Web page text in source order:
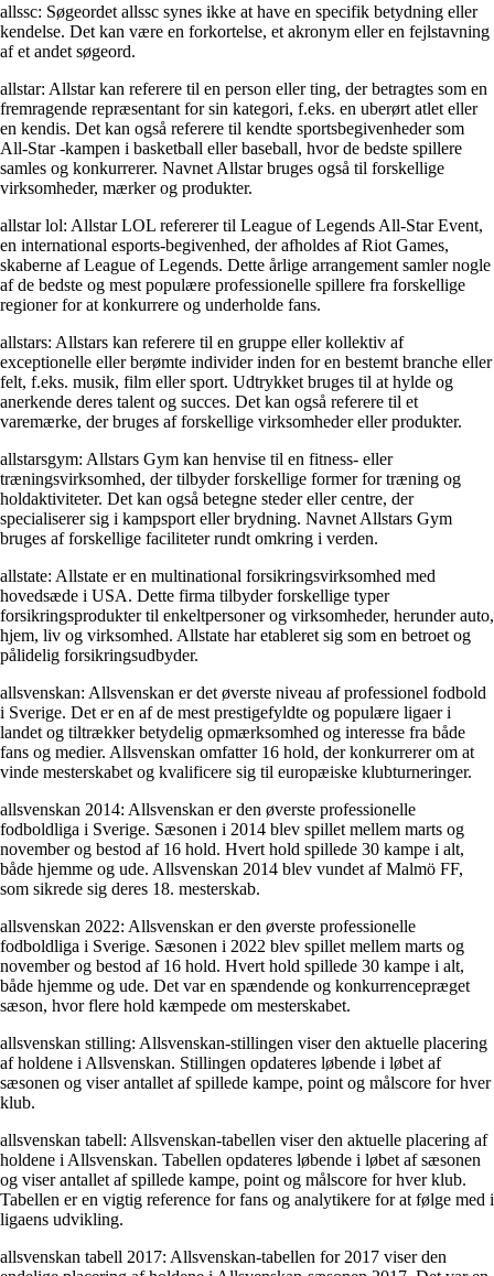
allssc: Søgeordet allssc synes ikke at have en specifik betydning eller
kendelse. Det kan være en forkortelse, et akronym eller en fejlstavning
af et andet søgeord.
allstar: Allstar kan referere til en person eller ting, der betragtes som en
fremragende repræsentant for sin kategori, f.eks. en uberørt atlet eller
en kendis. Det kan også referere til kendte sportsbegivenheder som
All-Star -kampen i basketball eller baseball, hvor de bedste spillere
samles og konkurrerer. Navnet Allstar bruges også til forskellige
virksomheder, mærker og produkter.
allstar lol: Allstar LOL refererer til League of Legends All-Star Event,
en international esports-begivenhed, der afholdes af Riot Games,
skaberne af League of Legends. Dette årlige arrangement samler nogle
af de bedste og mest populære professionelle spillere fra forskellige
regioner for at konkurrere og underholde fans.
allstars: Allstars kan referere til en gruppe eller kollektiv af
exceptionelle eller berømte individer inden for en bestemt branche eller
felt, f.eks. musik, film eller sport. Udtrykket bruges til at hylde og
anerkende deres talent og succes. Det kan også referere til et
varemærke, der bruges af forskellige virksomheder eller produkter.
allstarsgym: Allstars Gym kan henvise til en fitness- eller
træningsvirksomhed, der tilbyder forskellige former for træning og
holdaktiviteter. Det kan også betegne steder eller centre, der
specialiserer sig i kampsport eller brydning. Navnet Allstars Gym
bruges af forskellige faciliteter rundt omkring i verden.
allstate: Allstate er en multinational forsikringsvirksomhed med
hovedsæde i USA. Dette firma tilbyder forskellige typer
forsikringsprodukter til enkeltpersoner og virksomheder, herunder auto,
hjem, liv og virksomhed. Allstate har etableret sig som en betroet og
pålidelig forsikringsudbyder.
allsvenskan: Allsvenskan er det øverste niveau af professionel fodbold
i Sverige. Det er en af de mest prestigefyldte og populære ligaer i
landet og tiltrækker betydelig opmærksomhed og interesse fra både
fans og medier. Allsvenskan omfatter 16 hold, der konkurrerer om at
vinde mesterskabet og kvalificere sig til europæiske klubturneringer.
allsvenskan 2014: Allsvenskan er den øverste professionelle
fodboldliga i Sverige. Sæsonen i 2014 blev spillet mellem marts og
november og bestod af 16 hold. Hvert hold spillede 30 kampe i alt,
både hjemme og ude. Allsvenskan 2014 blev vundet af Malmö FF,
som sikrede sig deres 18. mesterskab.
allsvenskan 2022: Allsvenskan er den øverste professionelle
fodboldliga i Sverige. Sæsonen i 2022 blev spillet mellem marts og
november og bestod af 16 hold. Hvert hold spillede 30 kampe i alt,
både hjemme og ude. Det var en spændende og konkurrencepræget
sæson, hvor flere hold kæmpede om mesterskabet.
allsvenskan stilling: Allsvenskan-stillingen viser den aktuelle placering
af holdene i Allsvenskan. Stillingen opdateres løbende i løbet af
sæsonen og viser antallet af spillede kampe, point og målscore for hver
klub.
allsvenskan tabell: Allsvenskan-tabellen viser den aktuelle placering af
holdene i Allsvenskan. Tabellen opdateres løbende i løbet af sæsonen
og viser antallet af spillede kampe, point og målscore for hver klub.
Tabellen er en vigtig reference for fans og analytikere for at følge med i
ligaens udvikling.
allsvenskan tabell 2017: Allsvenskan-tabellen for 2017 viser den